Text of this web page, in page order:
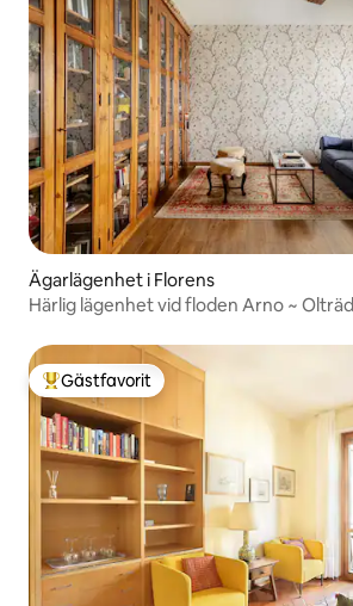
Ägarlägenhet i Florens
Härlig lägenhet vid floden Arno ~ Olträd
Populär gästfavorit
Gästfavorit